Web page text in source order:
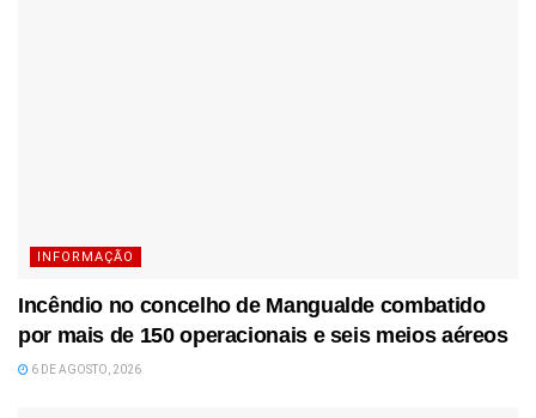
INFORMAÇÃO
Incêndio no concelho de Mangualde combatido
por mais de 150 operacionais e seis meios aéreos
6 DE AGOSTO, 2026